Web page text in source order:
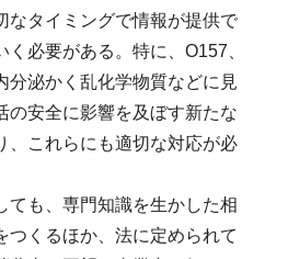
なタイミングで情報が提供で
く必要がある。特に、O157、
分泌かく乱化学物質などに見
の安全に影響を及ぼす新たな
、これらにも適切な対応が必
も、専門知識を生かした相
つくるほか、法に定められて